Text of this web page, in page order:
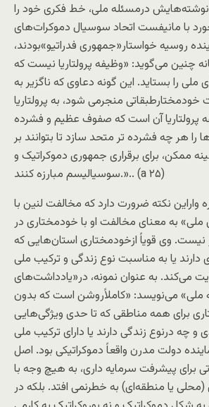
نوشته‌هايش درمسئله ملی، خط فکری خود را
با مانيفست اتحاد سوسيال دموکرات‌های
روسيه خواستار«جمهوری فدراتيو»بودند،
چنين می‌گويد: «وظيفه پرولتاريا نيست که
را بستايد. اين گونه دعاوی که ناگزير به
منجرمی شود، به پرولتاريا
پرولتاريا آن است که صفوف عظيم و فشرده
را هر چه فشرده تر متحد سازد تا بتوانند بر
ممکن، برای برقراری جمهوری دموکراتيک و
سوسياليسم مبارزه کنند.».. (a ۲۵)
واراين نکته ضرورت دارد که مخالفت لنين با
به معنای مخالفت او با خودمختاری در
وی قوياً ازخودمختاری استان‌هايی که
دارند يا به مناسبت نوع زندگی و ترکيب ملی
می‌کند. به عنوان نمونه، در«يادداشت‌های
ملی» می‌نويسد: «کاملاًروشن است که بدون
برای همه مناطقی که تا حدی ويژگی‌هايی
و چه درنوع زندگی دارند يا دارای ترکيب ملی
دولت مدرن واقعاً دموکراتيکی بود. اصل
برای پيشرفت سرمايه داری، به هيچ وجه با
يا منطقه‌ای) به خطرنمی افتد. بلکه در